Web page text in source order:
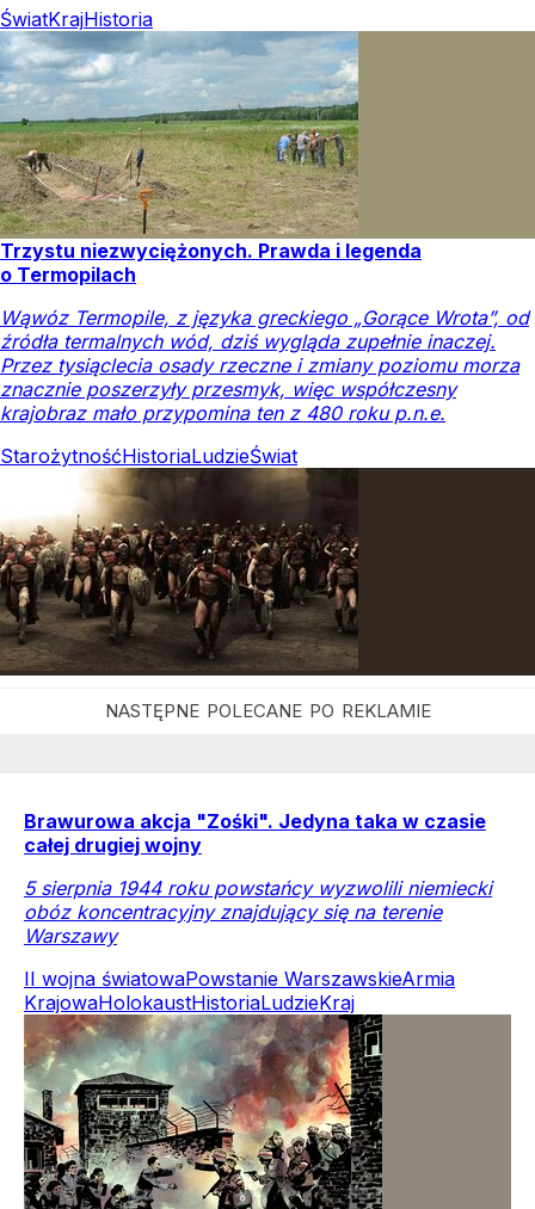
ŚwiatKrajHistoria
Trzystu niezwyciężonych. Prawda i legenda
o Termopilach
Wąwóz Termopile, z języka greckiego „Gorące Wrota”, od
źródła termalnych wód, dziś wygląda zupełnie inaczej.
Przez tysiąclecia osady rzeczne i zmiany poziomu morza
znacznie poszerzyły przesmyk, więc współczesny
krajobraz mało przypomina ten z 480 roku p.n.e.
StarożytnośćHistoriaLudzieŚwiat
Brawurowa akcja "Zośki". Jedyna taka w czasie
całej drugiej wojny
5 sierpnia 1944 roku powstańcy wyzwolili niemiecki
obóz koncentracyjny znajdujący się na terenie
Warszawy
II wojna światowaPowstanie WarszawskieArmia
KrajowaHolokaustHistoriaLudzieKraj